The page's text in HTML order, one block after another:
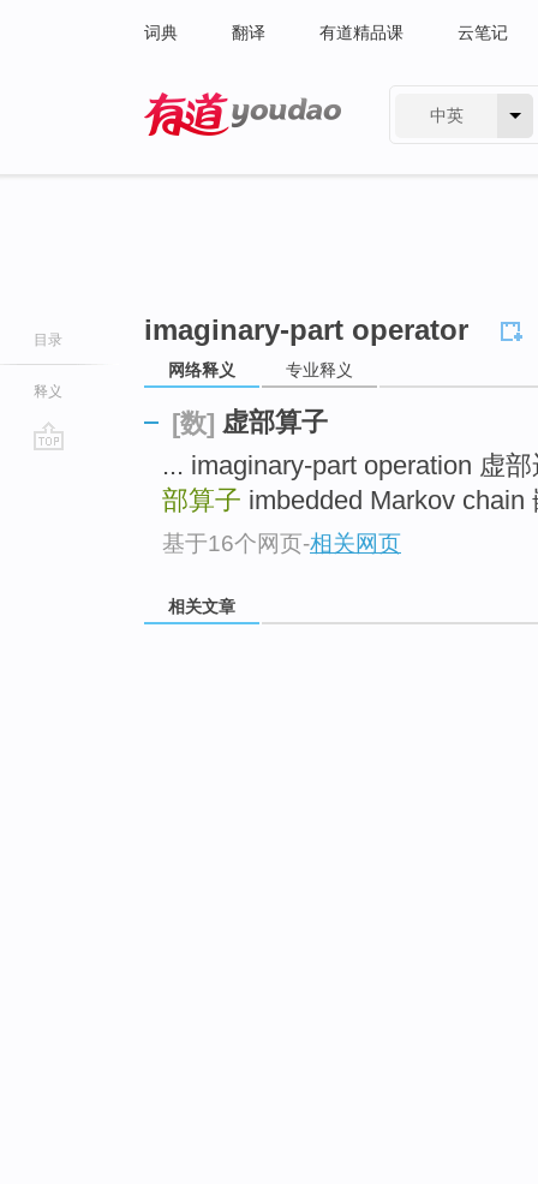
词典 翻译 有道精品课 云笔记
中英
目录
释义
imaginary-part operator
网络释义 专业释义
[数] 虚部算子
... imaginary-part operation 虚
部算子 imbedded Markov chain
基于16个网页-相关网页
相关文章